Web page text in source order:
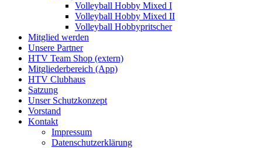
Volleyball Hobby Mixed I
Volleyball Hobby Mixed II
Volleyball Hobbypritscher
Mitglied werden
Unsere Partner
HTV Team Shop (extern)
Mitgliederbereich (App)
HTV Clubhaus
Satzung
Unser Schutzkonzept
Vorstand
Kontakt
Impressum
Datenschutzerklärung